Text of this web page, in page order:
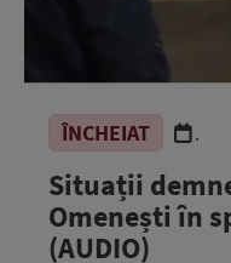
ÎNCHEIAT .
Situații
Omenești în
(AUDIO)